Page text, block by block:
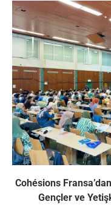
Cohésions
Gençler ve